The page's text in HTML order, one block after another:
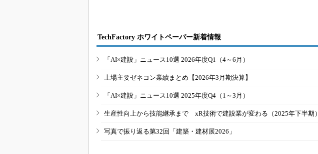
TechFactory ホワイトペーパー新着情報
「AI×建設」ニュース10選 2026年度Q1（4～6月）
上場主要ゼネコン業績まとめ【2026年3月期決算】
「AI×建設」ニュース10選 2025年度Q4（1～3月）
生産性向上から技能継承まで xR技術で建設業が変わる（2025年下半期）
写真で振り返る第32回「建築・建材展2026」